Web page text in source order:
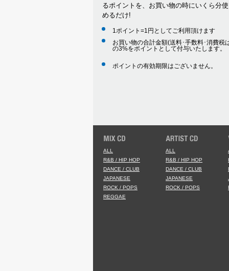
るポイントを、お買い物の時にいくら分
めるだけ!
1ポイント=1円としてご利用頂けます
お買い物の合計金額(送料･手数料･消費税
の3%をポイントとして付与いたします。
ポイントの有効期限はございません。
ALL
R&B / HIP HOP
DANCE / CLUB
JAPANESE
ROCK / POPS
REGGAE
ALL
R&B / HIP HOP
DANCE / CLUB
JAPANESE
ROCK / POPS